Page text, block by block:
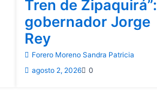
Tren de Zipaquirá”:
gobernador Jorge
Rey
Forero Moreno Sandra Patricia
agosto 2, 2026
0